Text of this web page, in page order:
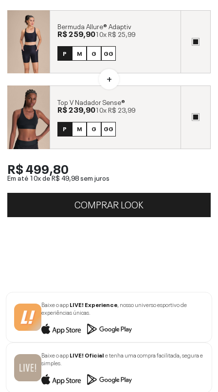
Bermuda Allure® Adaptiv
R$ 259,9010xR$ 25,99
P M G GG
Top V Nadador Sense®
R$ 239,9010xR$ 23,99
P M G GG
R$ 499,80
Em até 10x deR$ 49,98sem juros
COMPRAR LOOK
Baixe o appLIVE! Experience , nosso universo esportivo de
experiências únicas.
Baixe o appLIVE! Oficiale tenha uma compra facilitada, segura e
simples.